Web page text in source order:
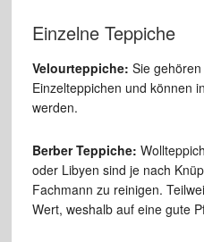
Einzelne Teppiche
Velourteppiche: Sie
Einzelteppichen und können
werden.
Berber Teppiche:
oder Libyen sind je nach
Fachmann zu reinigen.
Wert, weshalb auf eine gute